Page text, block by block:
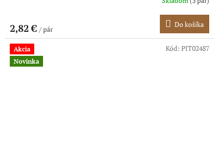
2,82 € / pár
Do košíka
Akcia
Novinka
Kód: PIT02487